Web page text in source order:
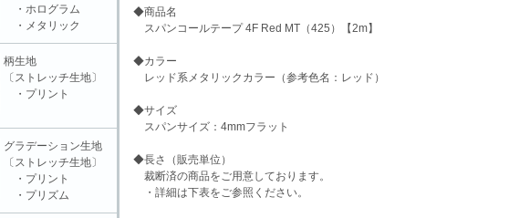
◆商品名
スパンコールテープ 4F Red MT（425）【2m】
◆カラー
レッド系メタリックカラー（参考色名：レッド）
◆サイズ
スパンサイズ：4mmフラット
◆長さ（販売単位）
裁断済の商品をご用意しております。
・詳細は下表をご参照ください。
・ホログラム
・メタリック
柄生地
〔ストレッチ生地〕
・プリント
グラデーション生地
〔ストレッチ生地〕
・プリント
・プリズム